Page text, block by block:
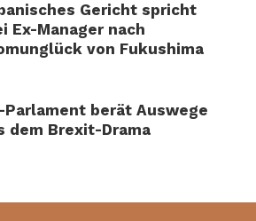
Gericht spricht
Ex-Manager nach
von Fukushima
Parlament berät Auswege
dem Brexit-Drama